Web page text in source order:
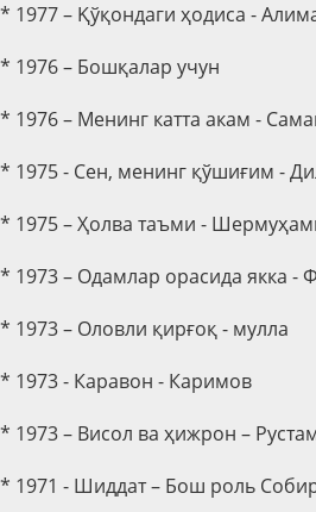
* 1977 – Қўқондаги ҳодиса -
* 1976 – Бошқалар учун
* 1976 – Менинг катта акам -
* 1975 - Сен, менинг қўшиғим -
* 1975 – Ҳолва таъми -
* 1973 – Одамлар орасида якка -
* 1973 – Оловли қирғоқ - мулла
* 1973 - Каравон - Каримов
* 1973 – Висол ва ҳижрон –
* 1971 - Шиддат – Бош роль